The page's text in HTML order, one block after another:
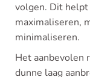
volgen. Dit
maximaliseren,
minimaliseren.
Het aanbevolen
dunne laag